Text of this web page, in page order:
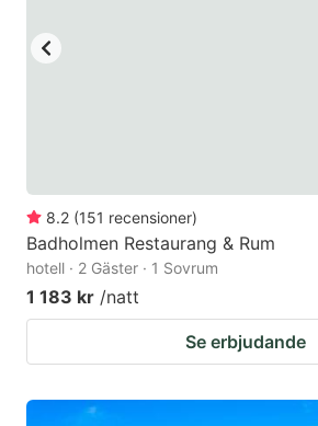
changing
dates.
8.2 (151 recensioner)
Badholmen Restaurang & Rum
hotell · 2 Gäster · 1 Sovrum
1 183 kr /natt
Se erbjudande